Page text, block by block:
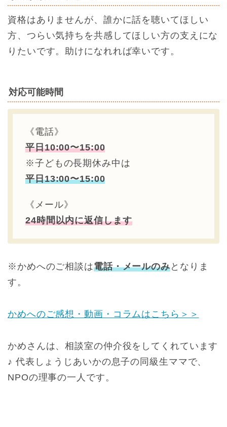
資格はありませんが、誰かに話を聴いてほしい
方、つらい気持ちを共感してほしい方の支えにな
りたいです。助けになれれば幸いです。
対応可能時間
《電話》
平日10:00〜15:00
※子どもの長期休み中は
平日13:00〜15:00
《メール》
24時間以内に返信します
※かめへのご相談は電話・メールのみとなりま
す。
かめへのご感想・動画・コラムはこちら ＞＞
かめさんは、相談室の仲介役をしてくれています
♪ 代表しょうじあいかの息子の同級生ママで、
NPOの理事の一人です。